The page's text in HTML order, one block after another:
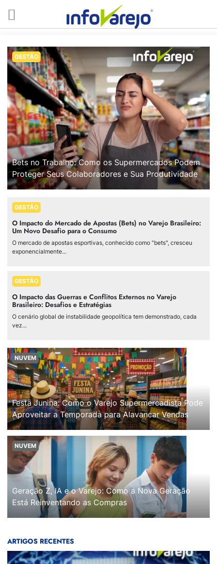
GESTÃO
Bets no Trabalho: Como os Supermercados Podem
Proteger Seus Colaboradores e Sua Produtividade
GESTÃO
O Impacto do Mercado de Apostas (Bets) no Varejo Brasileiro:
Um Novo Desafio para o Consumo
O mercado de apostas esportivas, conhecido como "bets", cresceu
exponencialmente...
GESTÃO
O Impacto das Guerras e Conflitos Externos no Varejo
Brasileiro: Desafios e Estratégias
O cenário global de instabilidade geopolítica tem demonstrado, cada
vez...
NUVEM
Festa Junina: Como o Varejo Supermercadista Pode
Aproveitar a Temporada para Alavancar Vendas
NUVEM
Geração Z, IA e o Varejo: Como a Nova Geração
Está Reinventando as Compras
ARTIGOS RECENTES